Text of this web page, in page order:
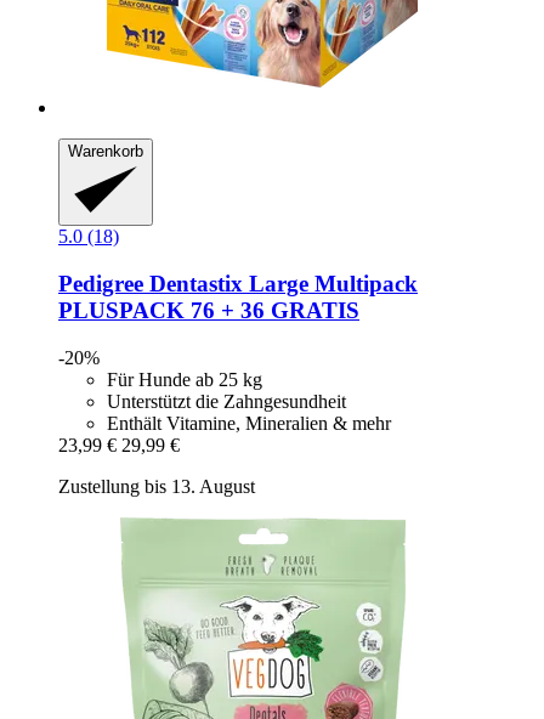
Warenkorb
5.0 (18)
Pedigree Dentastix Large Multipack
PLUSPACK 76 + 36 GRATIS
-20%
Für Hunde ab 25 kg
Unterstützt die Zahngesundheit
Enthält Vitamine, Mineralien & mehr
23,99 € 29,99 €
Zustellung bis 13. August